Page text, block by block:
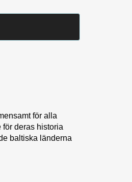
för alla
för deras historia
baltiska länderna